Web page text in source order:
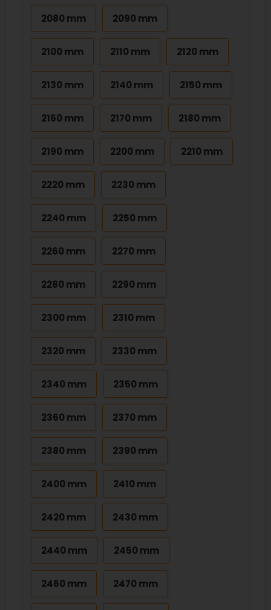
2080 mm 2090 mm
2100 mm 2110 mm 2120 mm
2130 mm 2140 mm 2150 mm
2160 mm 2170 mm 2180 mm
2190 mm 2200 mm 2210 mm
2220 mm 2230 mm
2240 mm 2250 mm
2260 mm 2270 mm
2280 mm 2290 mm
2300 mm 2310 mm
2320 mm 2330 mm
2340 mm 2350 mm
2360 mm 2370 mm
2380 mm 2390 mm
2400 mm 2410 mm
2420 mm 2430 mm
2440 mm 2450 mm
2460 mm 2470 mm